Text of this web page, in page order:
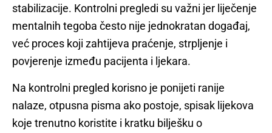
stabilizacije. Kontrolni pregledi su važni jer liječenje
mentalnih tegoba često nije jednokratan događaj,
već proces koji zahtijeva praćenje, strpljenje i
povjerenje između pacijenta i ljekara.
Na kontrolni pregled korisno je ponijeti ranije
nalaze, otpusna pisma ako postoje, spisak lijekova
koje trenutno koristite i kratku bilješku o